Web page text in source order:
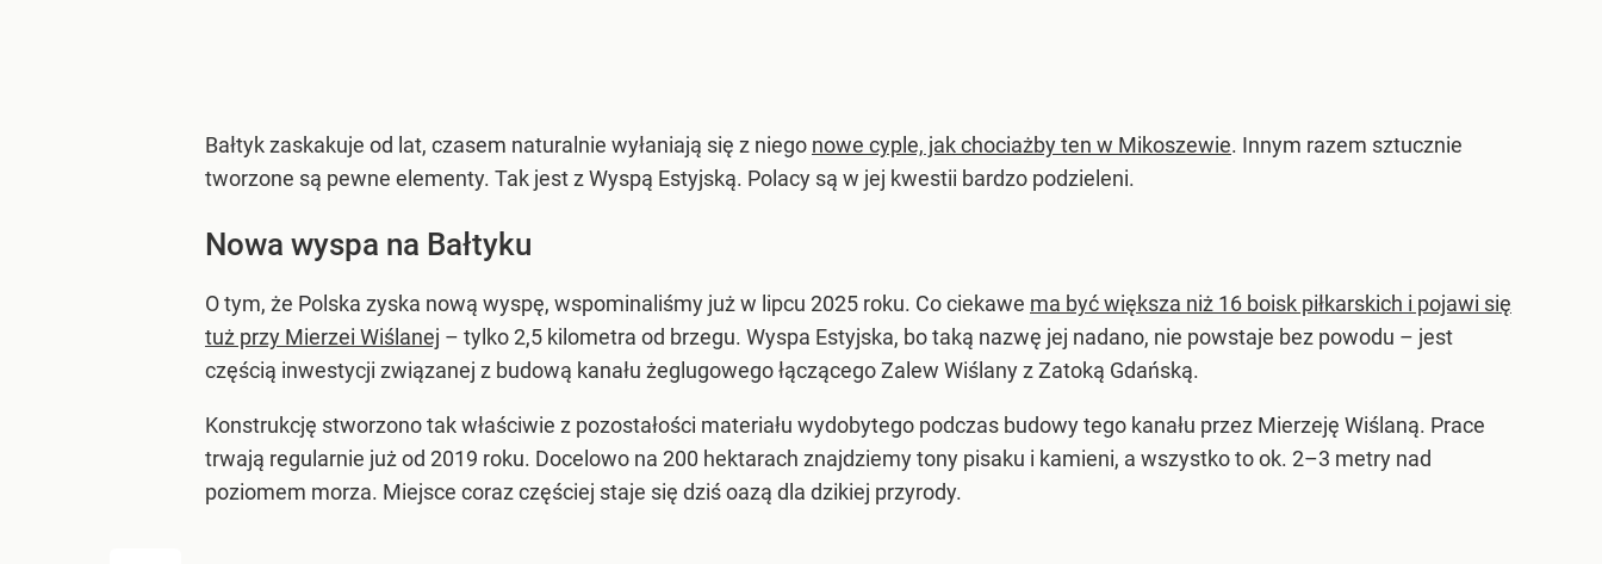
Bałtyk zaskakuje od lat, czasem naturalnie wyłaniają się z niego nowe cyple, jak chociażby ten w Mikoszewie. Innym razem sztucznie
tworzone są pewne elementy. Tak jest z Wyspą Estyjską. Polacy są w jej kwestii bardzo podzieleni.
Nowa wyspa na Bałtyku
O tym, że Polska zyska nową wyspę, wspominaliśmy już w lipcu 2025 roku. Co ciekawe ma być większa niż 16 boisk piłkarskich i pojawi się
tuż przy Mierzei Wiślanej – tylko 2,5 kilometra od brzegu. Wyspa Estyjska, bo taką nazwę jej nadano, nie powstaje bez powodu – jest
częścią inwestycji związanej z budową kanału żeglugowego łączącego Zalew Wiślany z Zatoką Gdańską.
Konstrukcję stworzono tak właściwie z pozostałości materiału wydobytego podczas budowy tego kanału przez Mierzeję Wiślaną. Prace
trwają regularnie już od 2019 roku. Docelowo na 200 hektarach znajdziemy tony pisaku i kamieni, a wszystko to ok. 2–3 metry nad
poziomem morza. Miejsce coraz częściej staje się dziś oazą dla dzikiej przyrody.